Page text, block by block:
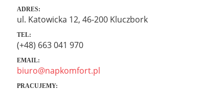
ADRES:
ul. Katowicka 12, 46-200 Kluczbork
TEL:
(+48) 663 041 970
EMAIL:
biuro@napkomfort.pl
PRACUJEMY: